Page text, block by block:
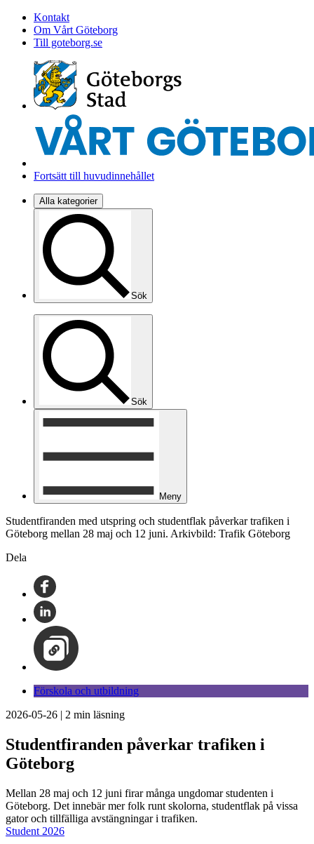
Kontakt
Om Vårt Göteborg
Till goteborg.se
Fortsätt till huvudinnehållet
Alla kategorier
Sök
Sök
Meny
Studentfiranden med utspring och studentflak påverkar trafiken i
Göteborg mellan 28 maj och 12 juni. Arkivbild: Trafik Göteborg
Dela
Förskola och utbildning
2026-05-26 | 2 min läsning
Studentfiranden påverkar trafiken i
Göteborg
Mellan 28 maj och 12 juni firar många ungdomar studenten i
Göteborg. Det innebär mer folk runt skolorna, studentflak på vissa
gator och tillfälliga avstängningar i trafiken.
Student 2026